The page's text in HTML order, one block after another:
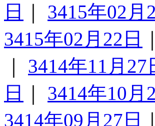
日
3415年02月
3415年02月22日
3414年11月27
日
3414年10月
3414年09月27日